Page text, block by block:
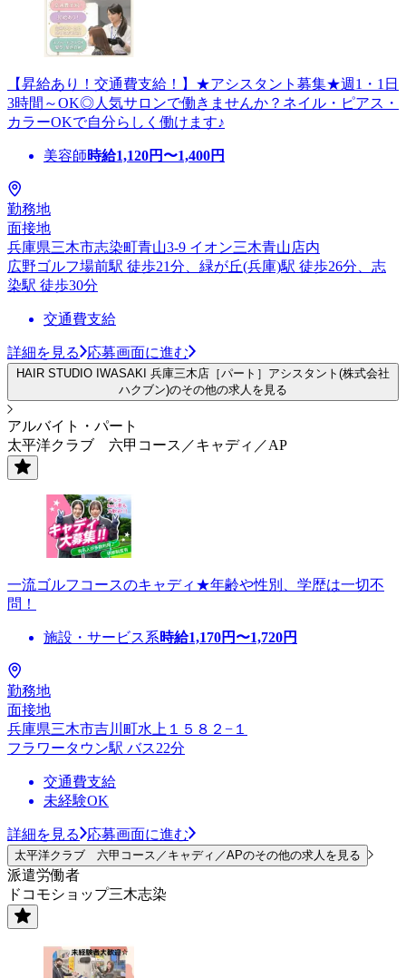
【昇給あり！交通費支給！】★アシスタント募集★週1・1日
3時間～OK◎人気サロンで働きませんか？ネイル・ピアス・
カラーOKで自分らしく働けます♪
美容師時給1,120円〜1,400円
勤務地
面接地
兵庫県三木市志染町青山3-9 イオン三木青山店内
広野ゴルフ場前駅 徒歩21分、緑が丘(兵庫)駅 徒歩26分、志
染駅 徒歩30分
交通費支給
詳細を見る 応募画面に進む
HAIR STUDIO IWASAKI 兵庫三木店［パート］アシスタント(株式会社
ハクブン)のその他の求人を見る
アルバイト・パート
太平洋クラブ 六甲コース／キャディ／AP
一流ゴルフコースのキャディ★年齢や性別、学歴は一切不
問！
施設・サービス系時給1,170円〜1,720円
勤務地
面接地
兵庫県三木市吉川町水上１５８２−１
フラワータウン駅 バス22分
交通費支給
未経験OK
詳細を見る 応募画面に進む
太平洋クラブ 六甲コース／キャディ／APのその他の求人を見る
派遣労働者
ドコモショップ三木志染